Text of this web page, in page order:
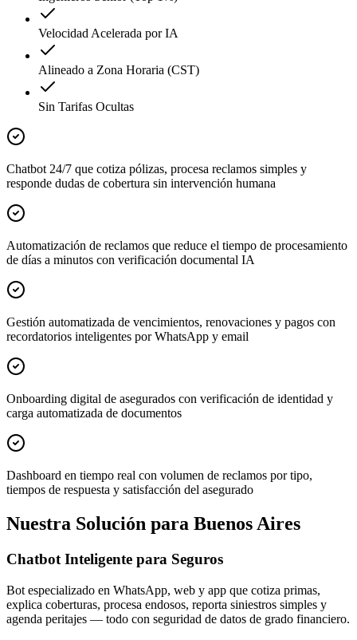
Velocidad Acelerada por IA
Alineado a Zona Horaria (CST)
Sin Tarifas Ocultas
Chatbot 24/7 que cotiza pólizas, procesa reclamos simples y
responde dudas de cobertura sin intervención humana
Automatización de reclamos que reduce el tiempo de procesamiento
de días a minutos con verificación documental IA
Gestión automatizada de vencimientos, renovaciones y pagos con
recordatorios inteligentes por WhatsApp y email
Onboarding digital de asegurados con verificación de identidad y
carga automatizada de documentos
Dashboard en tiempo real con volumen de reclamos por tipo,
tiempos de respuesta y satisfacción del asegurado
Nuestra Solución para Buenos Aires
Chatbot Inteligente para Seguros
Bot especializado en WhatsApp, web y app que cotiza primas,
explica coberturas, procesa endosos, reporta siniestros simples y
agenda peritajes — todo con seguridad de datos de grado financiero.